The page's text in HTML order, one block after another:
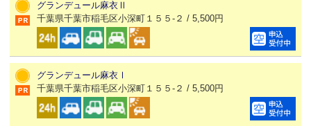
グランデュール麻衣Ⅱ
千葉県千葉市稲毛区小深町１５５-２ / 5,500円
グランデュール麻衣Ⅰ
千葉県千葉市稲毛区小深町１５５-２ / 5,500円